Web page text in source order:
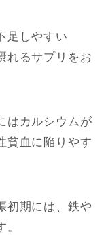
足しやすい
れるサプリをお
はカルシウムが
貧血に陥りやす
初期には、鉄や